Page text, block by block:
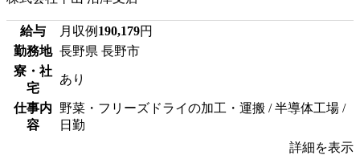
給与 月収例 190,179円
勤務地 長野県 長野市
寮・社
宅
あり
仕事内
容
野菜・フリーズドライの加工・運搬 / 半導体工場 /
日勤
詳細を表示